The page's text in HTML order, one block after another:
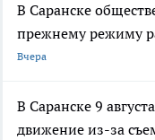
В Саранске
прежнему режиму
Вчера
В Саранске 9
движение из-за